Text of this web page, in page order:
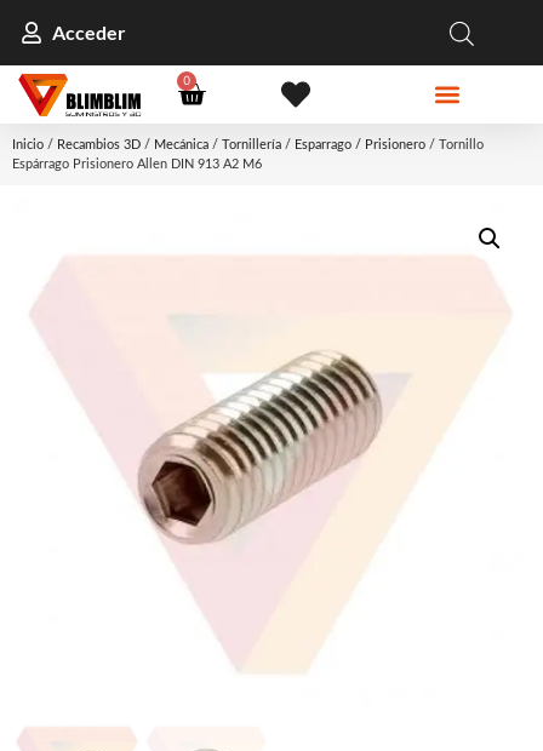
Acceder
0
Inicio / Recambios 3D / Mecánica / Tornillería / Esparrago / Prisionero / Tornillo
Espárrago Prisionero Allen DIN 913 A2 M6